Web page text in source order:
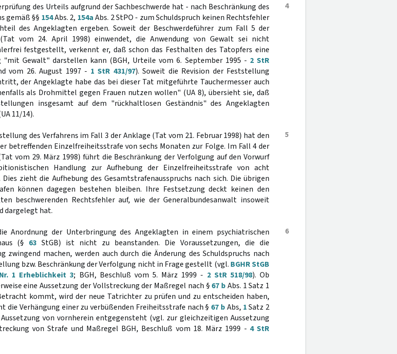
4
des Urteils aufgrund der Sachbeschwerde hat - nach Beschränkung des
gemäß §§ 154Abs. 2, 154aAbs. 2 StPO - zum Schuldspruch keinen Rechtsfehler
des Angeklagten ergeben. Soweit der Beschwerdeführer zum Fall 5 der
vom 24. April 1998) einwendet, die Anwendung von Gewalt sei nicht
festgestellt, verkennt er, daß schon das Festhalten des Tatopfers eine
"mit Gewalt" darstellen kann (BGH, Urteile vom 6. September 1995 - 2 StR
vom 26. August 1997 - 1 StR 431/97). Soweit die Revision der Feststellung
der Angeklagte habe das bei dieser Tat mitgeführte Tauchermesser auch
als Drohmittel gegen Frauen nutzen wollen" (UA 8), übersieht sie, daß
insgesamt auf dem "rückhaltlosen Geständnis" des Angeklagten
11/14).
5
des Verfahrens im Fall 3 der Anklage (Tat vom 21. Februar 1998) hat den
betreffenden Einzelfreiheitsstrafe von sechs Monaten zur Folge. Im Fall 4 der
vom 29. März 1998) führt die Beschränkung der Verfolgung auf den Vorwurf
Handlung zur Aufhebung der Einzelfreiheitsstrafe von acht
Dies zieht die Aufhebung des Gesamtstrafenausspruchs nach sich. Die übrigen
können dagegen bestehen bleiben. Ihre Festsetzung deckt keinen den
beschwerenden Rechtsfehler auf, wie der Generalbundesanwalt insoweit
dargelegt hat.
6
Anordnung der Unterbringung des Angeklagten in einem psychiatrischen
(§ 63 StGB) ist nicht zu beanstanden. Die Voraussetzungen, die die
zwingend machen, werden auch durch die Änderung des Schuldspruchs nach
bzw. Beschränkung der Verfolgung nicht in Frage gestellt (vgl. BGHR StGB
1 Erheblichkeit 3; BGH, Beschluß vom 5. März 1999 - 2 StR 518/98). Ob
eine Aussetzung der Vollstreckung der Maßregel nach § 67 bAbs. 1 Satz 1
kommt, wird der neue Tatrichter zu prüfen und zu entscheiden haben,
die Verhängung einer zu verbüßenden Freiheitsstrafe nach § 67 bAbs, 1Satz 2
Aussetzung von vornherein entgegensteht (vgl. zur gleichzeitigen Aussetzung
von Strafe und Maßregel BGH, Beschluß vom 18. März 1999 - 4 StR